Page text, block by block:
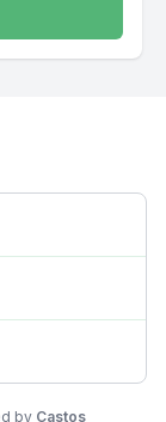
by Castos